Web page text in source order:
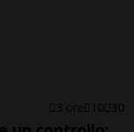
3 ore 10 30